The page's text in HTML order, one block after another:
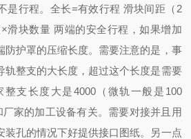
是行程。全长=有效行程 滑块间距（2
滑块数量 两端的安全行程，如果增加
防护罩的压缩长度。需要注意的是，事
轨整支的大长度，超过这个长度是需要
支长度大是4000（微轨一般是100
家的加工设备有关。需要对接并且用
装孔的情况下好提供接口图纸。另一点